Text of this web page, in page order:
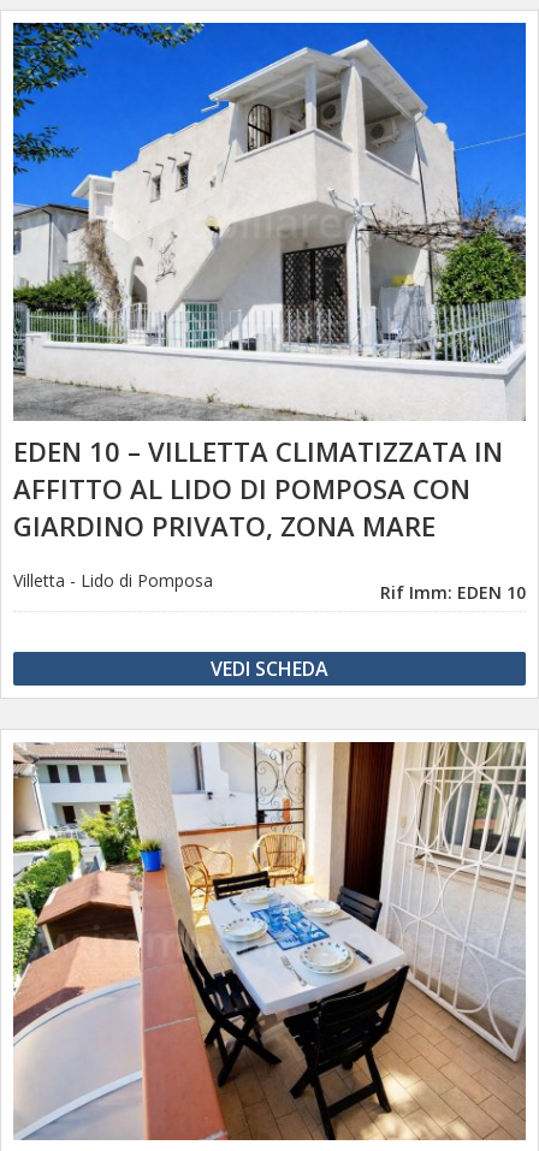
EDEN 10 – VILLETTA CLIMATIZZATA IN
AFFITTO AL LIDO DI POMPOSA CON
GIARDINO PRIVATO, ZONA MARE
Villetta - Lido di Pomposa
Rif Imm: EDEN 10
VEDI SCHEDA